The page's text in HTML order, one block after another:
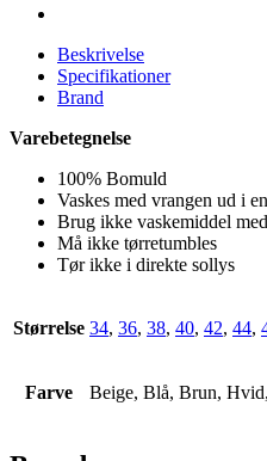
Beskrivelse
Specifikationer
Brand
Varebetegnelse
100% Bomuld
Vaskes med vrangen ud i
Brug ikke vaskemiddel
Må ikke tørretumbles
Tør ikke i direkte sollys
Størrelse 34, 36, 38, 40, 42, 44,
Farve Beige, Blå, Brun,